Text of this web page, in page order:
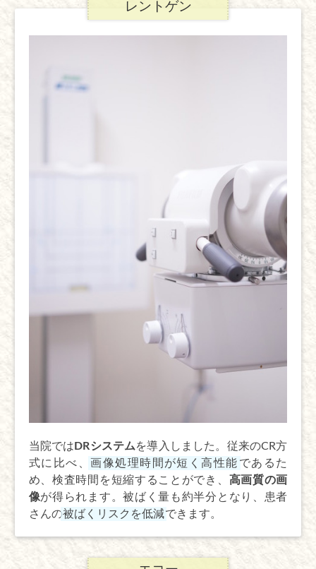
レントゲン
当院では DRシステムを導入しました。従来のCR方
式に比べ、 画像処理時間が短く高性能 であるた
め、検査時間を短縮することができ、 高画質の画
像が得られます。被ばく量も約半分となり、患者
さんの被ばくリスクを低減できます。